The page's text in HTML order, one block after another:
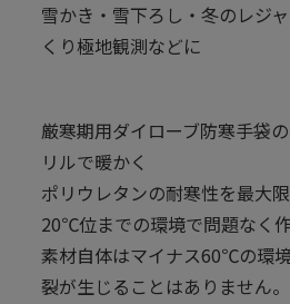
雪かき・雪下ろし・冬のレジ
くり極地観測などに
厳寒期用ダイローブ防寒手袋
リルで暖かく
ポリウレタンの耐寒性を最大
20℃位までの環境で問題なく作
素材自体はマイナス60℃の環
裂が生じることはありません。